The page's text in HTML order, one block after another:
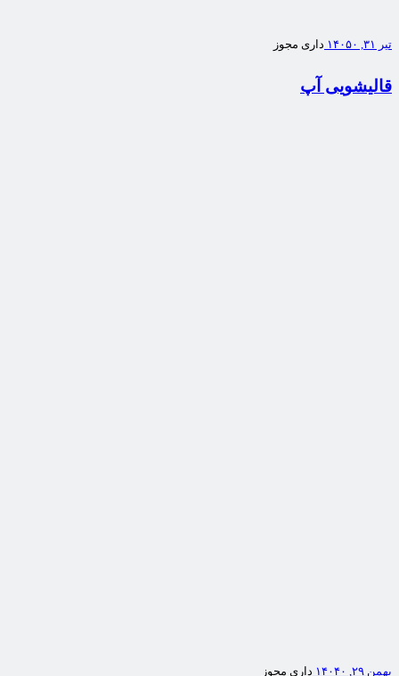
تیر ۳۱, ۱۴۰۵ ۰ داری مجوز
قالیشویی آپ
بهمن ۲۹, ۱۴۰۴ ۰ داری مجوز